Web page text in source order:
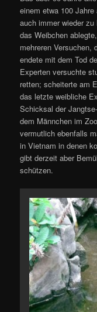
einem etwa 100
auch immer wieder
das Weibchen
mehreren Versuchen,
endete mit dem Tod
Experten versuchte
retten; scheiterte am
das letzte weibliche
Schicksal der
dem Männchen im
vermutlich ebenfalls
in Vietnam in denen
gibt derzeit aber
schützen.